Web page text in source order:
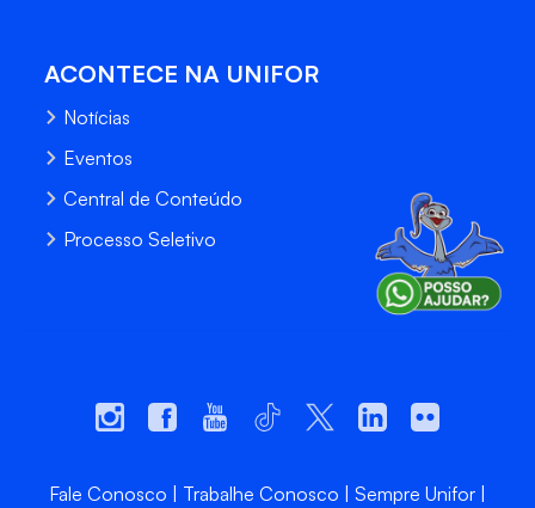
ACONTECE NA UNIFOR
Notícias
Eventos
Central de Conteúdo
Processo Seletivo
Fale Conosco Trabalhe Conosco
Sempre Unifor